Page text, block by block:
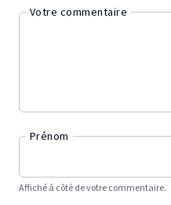
Votre commentaire
Prénom
Affiché à côté de votre commentaire.